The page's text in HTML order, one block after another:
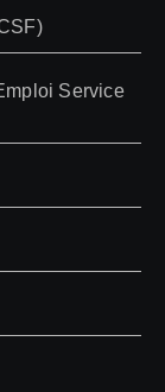
Service